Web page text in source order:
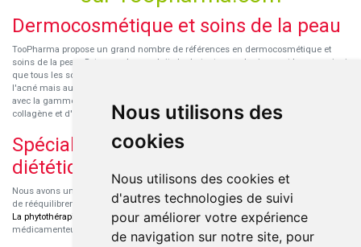
Nous utilisons des
cookies
Nous utilisons des cookies et
d'autres technologies de suivi
pour améliorer votre expérience
de navigation sur notre site, pour
Dermocosmétique et soins de la peau
TooPharma propose un grand nombre de références en dermocosmétique et
soins de la peau. Retrouvez les produits hydratants pour le visage et le corps ainsi
que tous les soins pour peaux sensibles ou à tendance atopique, les soins pour
l'acné mais aussi des démaquillants. Découvrez nos nouvelles références SVR
avec la gamme anti-âge pour les peaux encore jeunes
collagène et d'acide hyaluronique.
Spécialisation en micronutrition et
diététique
Nous avons un engouement particulier pour la micronutrition qui permet souvent
de rééquilibrer des carences ou d'améliorer des troubles métaboliques mineurs.
La phytothérapie
l'aromathérapiesont souvent complémentaires de traitements
médicamenteux lorsqu'ils sont bien conseillés.